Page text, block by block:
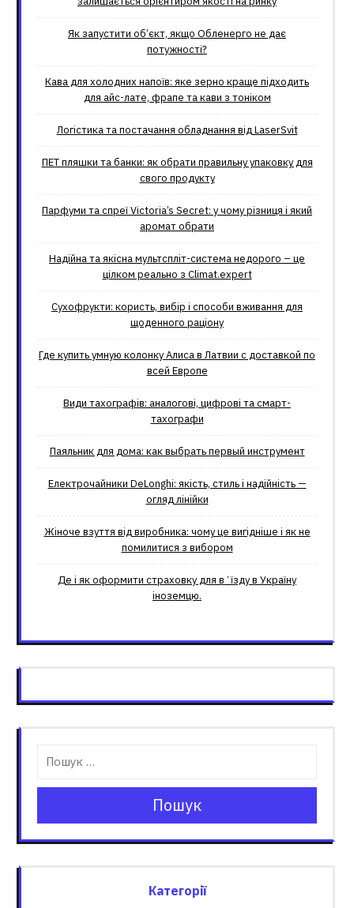
Як запустити об’єкт, якщо Обленерго не дає
потужності?
Кава для холодних напоїв: яке зерно краще підходить
для айс-лате, фрапе та кави з тоніком
Логістика та постачання обладнання від LaserSvit
ПЕТ пляшки та банки: як обрати правильну упаковку для
свого продукту
Парфуми та спреї Victoria’s Secret: у чому різниця і який
аромат обрати
Надійна та якісна мультспліт-система недорого – це
цілком реально з Climat.еxpert
Сухофрукти: користь, вибір і способи вживання для
щоденного раціону
Где купить умную колонку Алиса в Латвии с доставкой по
всей Европе
Види тахографів: аналогові, цифрові та смарт-
тахографи
Паяльник для дома: как выбрать первый инструмент
Електрочайники DeLonghi: якість, стиль і надійність —
огляд лінійки
Жіноче взуття від виробника: чому це вигідніше і як не
помилитися з вибором
Де і як оформити страховку для вʼїзду в Україну
іноземцю.
Пошук
Категорії